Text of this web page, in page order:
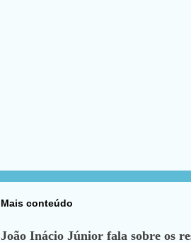
Mais conteúdo
João Inácio Júnior fala sobre os